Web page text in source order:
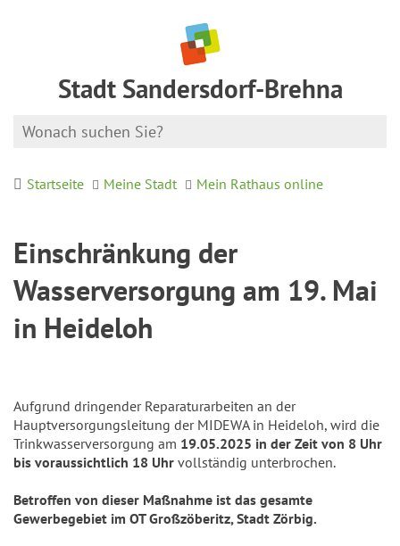
Stadt Sandersdorf-Brehna
Startseite Meine Stadt Mein Rathaus online
Einschränkung der
Wasserversorgung am 19. Mai
in Heideloh
Aufgrund dringender Reparaturarbeiten an der
Hauptversorgungsleitung der MIDEWA in Heideloh, wird die
Trinkwasserversorgung am 19.05.2025 in der Zeit von 8 Uhr
bis voraussichtlich 18 Uhr vollständig unterbrochen.
Betroffen von dieser Maßnahme ist das gesamte
Gewerbegebiet im OT Großzöberitz, Stadt Zörbig.